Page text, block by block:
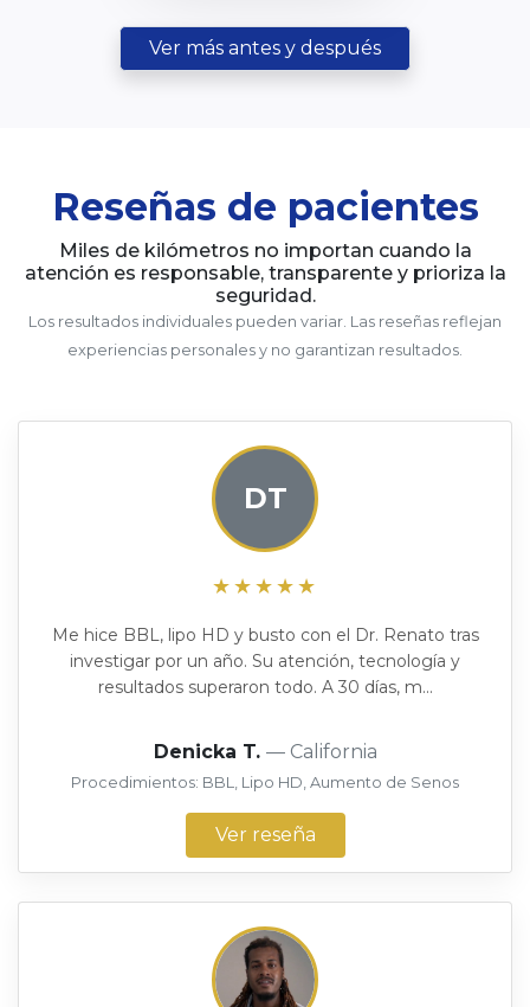
Ver más antes y después
Reseñas de pacientes
Miles de kilómetros no importan cuando la
atención es responsable, transparente y prioriza la
seguridad.
Los resultados individuales pueden variar. Las reseñas reflejan
experiencias personales y no garantizan resultados.
DT
★★★★★
Me hice BBL, lipo HD y busto con el Dr. Renato tras
investigar por un año. Su atención, tecnología y
resultados superaron todo. A 30 días, m...
Denicka T. — California
Procedimientos: BBL, Lipo HD, Aumento de Senos
Ver reseña